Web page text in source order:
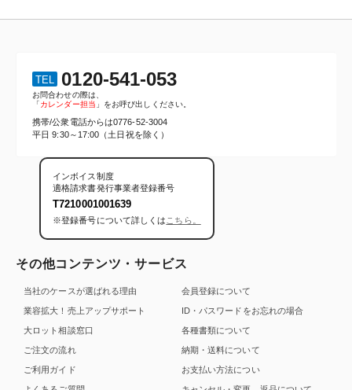
TEL 0120-541-053
お問合わせの際は、
「カレンダー担当 」をお呼び出しください。
携帯/公衆電話からは0776-52-3004
平日 9:30～17:00（土日祝を除く）
インボイス制度
適格請求書発行事業者登録番号
T7210001001639
※登録番号について詳しくは こちら。
その他コンテンツ・サービス
当社のケースが選ばれる理由
業容拡大！売上アップサポート
大ロット相談窓口
ご注文の流れ
ご利用ガイド
会員登録について
ID・パスワードをお忘れの場合
各種書類について
納期・送料について
お支払い方法につい